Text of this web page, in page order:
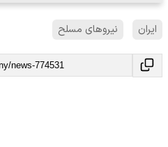
ایران نیروهای مسلح